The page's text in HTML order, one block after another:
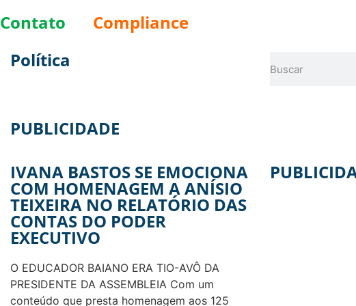
Contato
Compliance
Política
PUBLICIDADE
IVANA BASTOS SE EMOCIONA
COM HOMENAGEM A ANÍSIO
TEIXEIRA NO RELATÓRIO DAS
CONTAS DO PODER
EXECUTIVO
O EDUCADOR BAIANO ERA TIO-AVÔ DA
PRESIDENTE DA ASSEMBLEIA Com um
conteúdo que presta homenagem aos 125